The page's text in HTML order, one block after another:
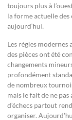
toujours plus à
la forme actuelle des
aujourd’hui.
Les règles
des pièces ont été
changements
profondément
de nombreux
mais le fait de ne pas
d’échecs partout
organiser.